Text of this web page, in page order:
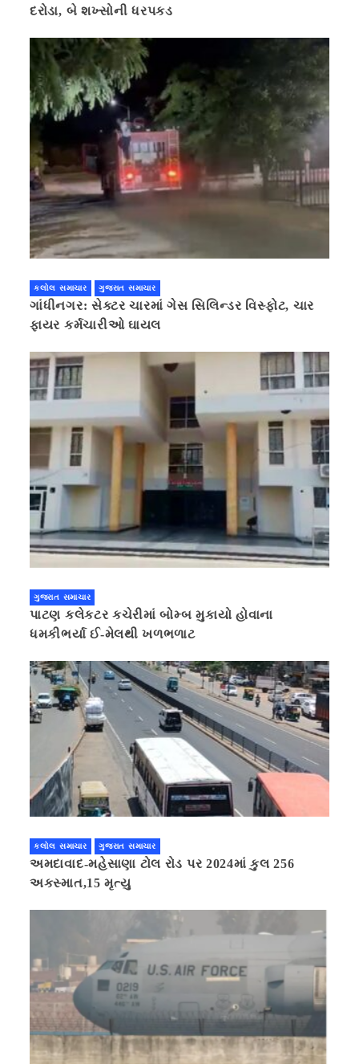
દરોડા, બે શખ્સોની ધરપકડ
કલોલ સમાચાર ગુજરાત સમાચાર
ગાંધીનગર: સેક્ટર ચારમાં ગેસ સિલિન્ડર વિસ્ફોટ, ચાર
ફાયર કર્મચારીઓ ઘાયલ
ગુજરાત સમાચાર
પાટણ કલેકટર કચેરીમાં બોમ્બ મુકાયો હોવાના
ધમકીભર્યા ઈ-મેલથી ખળભળાટ
કલોલ સમાચાર ગુજરાત સમાચાર
અમદાવાદ-મહેસાણા ટોલ રોડ પર 2024માં કુલ 256
અકસ્માત,15 મૃત્યુ